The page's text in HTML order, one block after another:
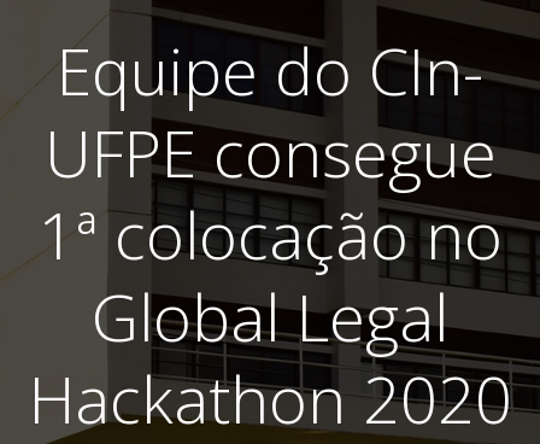
Equipe do CIn-
UFPE consegue
1ª colocação no
Global Legal
Hackathon 2020